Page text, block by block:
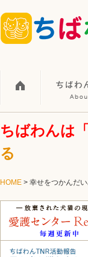
ちばわんは
る
HOME > 幸せをつかんだ